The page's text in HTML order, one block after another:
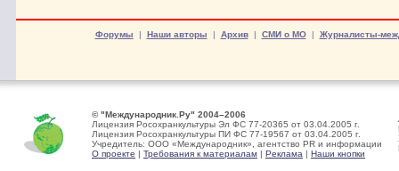
Форумы | Наши авторы | Архив| СМИ о МО| Журналисты-
© "Международник.Ру" 2004–2006
Лицензия Росохранкультуры Эл ФС 77-20365 от 03.04.2005 г.
Лицензия Росохранкультуры ПИ ФС 77-19567 от 03.04.2005 г.
Учредитель: ООО «Международник», агентство PR и информации
О проекте | Требования к материалам | Реклама | Наши кнопки